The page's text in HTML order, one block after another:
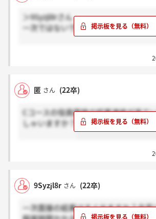
＞9Syzjl8rさん
一次ではないです。違うコースだと思
匿 さん (22卒)
Cコースの役員面接の結果連絡が来て
しゃいますか？
9Syzjl8r さん (22卒)
一次面接の結果はすぐ出ますか？合否